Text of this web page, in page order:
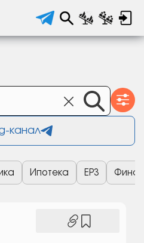
канал
Ипотека ЕРЗ